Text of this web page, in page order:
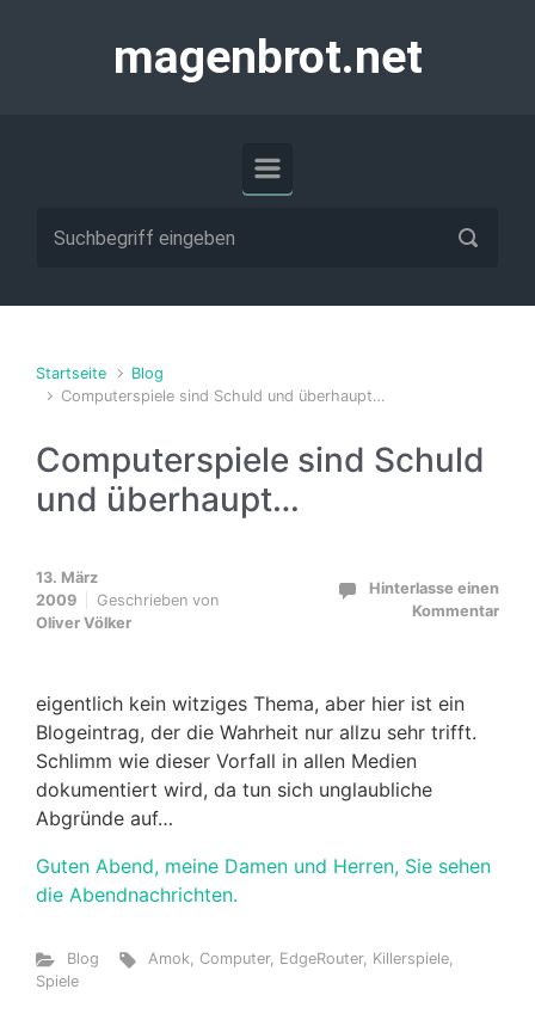
magenbrot.net
Startseite
Blog
Computerspiele sind Schuld und überhaupt…
Computerspiele sind Schuld
und überhaupt…
13. März
2009
Geschrieben von
Oliver Völker
Hinterlasse einen
Kommentar
eigentlich kein witziges Thema, aber hier ist ein
Blogeintrag, der die Wahrheit nur allzu sehr trifft.
Schlimm wie dieser Vorfall in allen Medien
dokumentiert wird, da tun sich unglaubliche
Abgründe auf…
Guten Abend, meine Damen und Herren, Sie sehen
die Abendnachrichten.
Blog Amok, Computer, EdgeRouter, Killerspiele,
Spiele